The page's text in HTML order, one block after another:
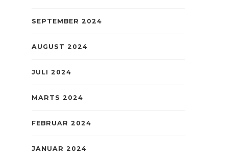
SEPTEMBER 2024
AUGUST 2024
JULI 2024
MARTS 2024
FEBRUAR 2024
JANUAR 2024